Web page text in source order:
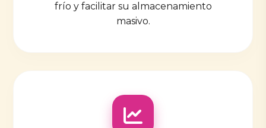
frío y facilitar su almacenamiento
masivo.